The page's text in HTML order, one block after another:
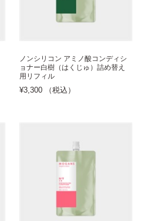
ノンシリコン アミノ酸コンディシ
ョナー白樹（はくじゅ）詰め替え
用リフィル
¥3,300 （税込）